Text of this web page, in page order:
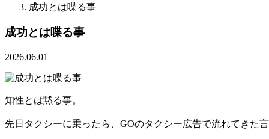
成功とは喋る事
成功とは喋る事
2026.06.01
知性とは黙る事。
先日タクシーに乗ったら、GOのタクシー広告で流れてきた